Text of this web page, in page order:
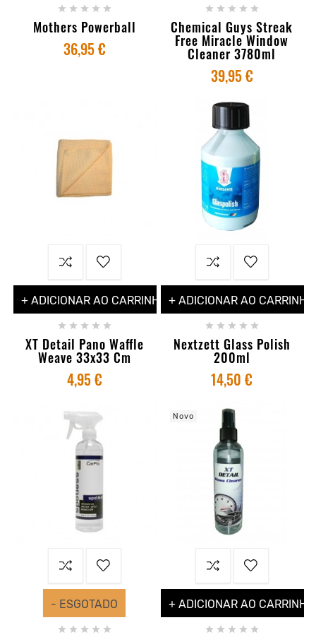
    
Mothers Powerball
36,95 €
    
Chemical Guys Streak
Free Miracle Window
Cleaner 3780ml
39,95 €
+ ADICIONAR AO CARRINHO
    
XT Detail Pano Waffle
Weave 33x33 Cm
4,95 €
+ ADICIONAR AO CARRINHO
    
Nextzett Glass Polish
200ml
14,50 €
- ESGOTADO
    
Novo
+ ADICIONAR AO CARRINHO
    